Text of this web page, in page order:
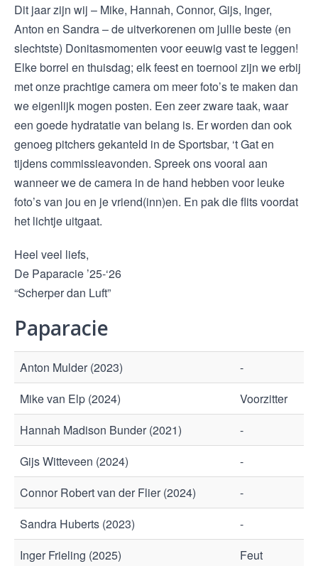
Dit jaar zijn wij – Mike, Hannah, Connor, Gijs, Inger,
Anton en Sandra – de uitverkorenen om jullie beste (en
slechtste) Donitasmomenten voor eeuwig vast te leggen!
Elke borrel en thuisdag; elk feest en toernooi zijn we erbij
met onze prachtige camera om meer foto’s te maken dan
we eigenlijk mogen posten. Een zeer zware taak, waar
een goede hydratatie van belang is. Er worden dan ook
genoeg pitchers gekanteld in de Sportsbar, ‘t Gat en
tijdens commissieavonden. Spreek ons vooral aan
wanneer we de camera in de hand hebben voor leuke
foto’s van jou en je vriend(inn)en. En pak die flits voordat
het lichtje uitgaat.
Heel veel liefs,
De Paparacie ’25-‘26
“Scherper dan Luft”
Paparacie
Anton Mulder (2023)
-
Mike van Elp (2024)
Voorzitter
Hannah Madison Bunder (2021)
-
Gijs Witteveen (2024)
-
Connor Robert van der Flier (2024)
-
Sandra Huberts (2023)
-
Inger Frieling (2025)
Feut